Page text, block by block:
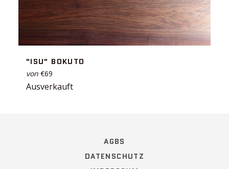
"ISU" BOKUTO
von€69
Ausverkauft
AGBS
DATENSCHUTZ